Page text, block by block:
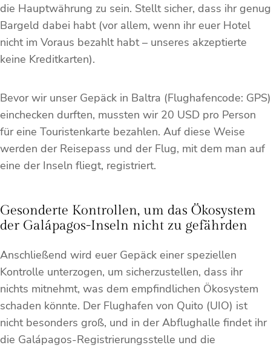
die Hauptwährung zu sein. Stellt sicher, dass ihr genug
Bargeld dabei habt (vor allem, wenn ihr euer Hotel
nicht im Voraus bezahlt habt – unseres akzeptierte
keine Kreditkarten).
Bevor wir unser Gepäck in Baltra (Flughafencode: GPS)
einchecken durften, mussten wir 20 USD pro Person
für eine Touristenkarte bezahlen. Auf diese Weise
werden der Reisepass und der Flug, mit dem man auf
eine der Inseln fliegt, registriert.
Gesonderte Kontrollen, um das Ökosystem
der Galápagos-Inseln nicht zu gefährden
Anschließend wird euer Gepäck einer speziellen
Kontrolle unterzogen, um sicherzustellen, dass ihr
nichts mitnehmt, was dem empfindlichen Ökosystem
schaden könnte. Der Flughafen von Quito (UIO) ist
nicht besonders groß, und in der Abflughalle findet ihr
die Galápagos-Registrierungsstelle und die